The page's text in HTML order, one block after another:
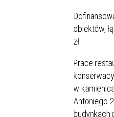
obiektów,
zł.
Prace
w
Antoniego
budynkach